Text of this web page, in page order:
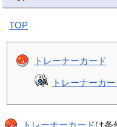
TOP
トレーナーカード
トレーナーカ
トレーナーカードは条